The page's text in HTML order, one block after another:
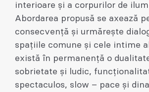
interioare și a corpurilor de
Abordarea propusă se axează
consecvență și urmărește
spațiile comune și cele intime
există în permanență o
sobrietate și ludic,
spectaculos, slow – pace și